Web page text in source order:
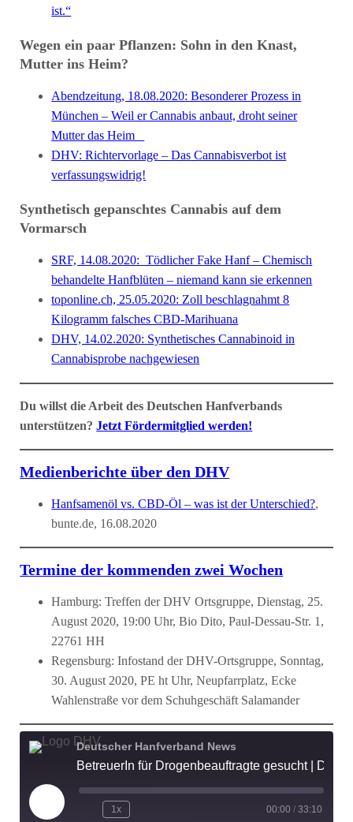
ist.“
Wegen ein paar Pflanzen: Sohn in den Knast,
Mutter ins Heim?
Abendzeitung, 18.08.2020: Besonderer Prozess in
München – Weil er Cannabis anbaut, droht seiner
Mutter das Heim
DHV: Richtervorlage – Das Cannabisverbot ist
verfassungswidrig!
Synthetisch gepanschtes Cannabis auf dem
Vormarsch
SRF, 14.08.2020: Tödlicher Fake Hanf – Chemisch
behandelte Hanfblüten – niemand kann sie erkennen
toponline.ch, 25.05.2020: Zoll beschlagnahmt 8
Kilogramm falsches CBD-Marihuana
DHV, 14.02.2020: Synthetisches Cannabinoid in
Cannabisprobe nachgewiesen
Du willst die Arbeit des Deutschen Hanfverbands
unterstützen?Jetzt Fördermitglied werden!
Medienberichte über den DHV
Hanfsamenöl vs. CBD-Öl – was ist der Unterschied?,
bunte.de, 16.08.2020
Termine der kommenden zwei Wochen
Hamburg: Treffen der DHV Ortsgruppe, Dienstag, 25.
August 2020, 19:00 Uhr, Bio Dito, Paul-Dessau-Str. 1,
22761 HH
Regensburg: Infostand der DHV-Ortsgruppe, Sonntag,
30. August 2020, PE ht Uhr, Neupfarrplatz, Ecke
Wahlenstraße vor dem Schuhgeschäft Salamander
Deutscher Hanfverband News
Play
Episode
1x 00:00 / 33:10